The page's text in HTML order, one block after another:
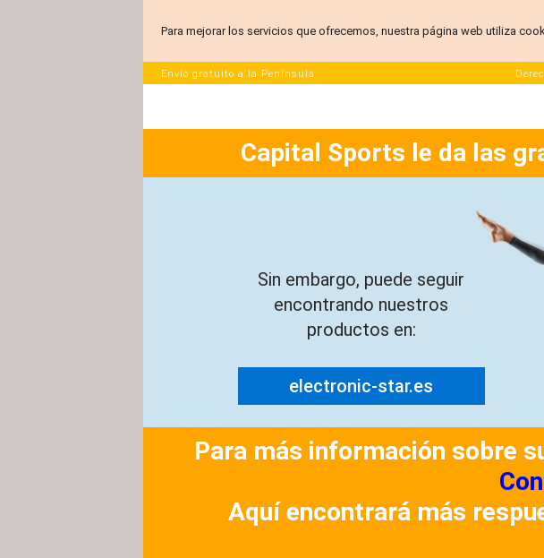
Capital Sports le da las
Sin embargo, puede seguir
encontrando nuestros
productos en:
electronic-star.es
Para más información sobre
Aquí encontrará más
Envío gratuito a la Península
Para mejorar los servicios que ofrecemos, nuestra página web utiliza